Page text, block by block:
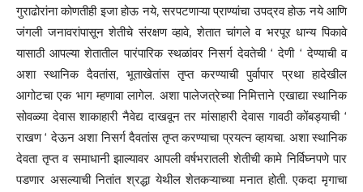
गुराढोरांना कोणतीही इजा होऊ नये, सरपटणाऱ्या प्राण्यांचा उपद्रव होऊ नये आणि
जंगली जनावरांपासून शेतीचे संरक्षण व्हावे, शेतात चांगले व भरपूर धान्य पिकावे
यासाठी आपल्या शेतातील पारंपारिक स्थळांवर निसर्ग देवतेची ‘ देणी ‘ देण्याची व
अशा स्थानिक दैवतांस, भूताखेतांस तृप्त करण्याची पुर्वापार प्रथा हादेखील
आगोटचा एक भाग म्हणावा लागेल. अशा पालेजत्रेच्या निमित्ताने एखाद्या स्थानिक
सोवळ्या देवास शाकाहारी नैवेद्य दाखवून तर मांसाहारी देवास गावठी कोंबड्याची ‘
राखण ‘ देऊन अशा निसर्ग दैवतांस तृप्त करण्याचा प्रयत्न व्हायचा. अशा स्थानिक
देवता तृप्त व समाधानी झाल्यावर आपली वर्षभरातली शेतीची कामे निर्विघ्नपणे पार
पडणार असल्याची नितांत श्रद्धा येथील शेतकऱ्याच्या मनात होती. एकदा मृगाचा